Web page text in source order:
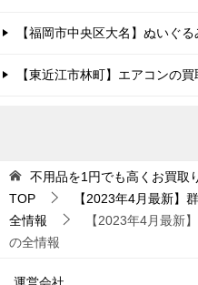
【福岡市中央区大名】ぬいぐ
【東近江市林町】エアコンの
不用品を1円でも高くお買取
TOP
【2023年4月最新】
全情報
【2023年4月最新
の全情報